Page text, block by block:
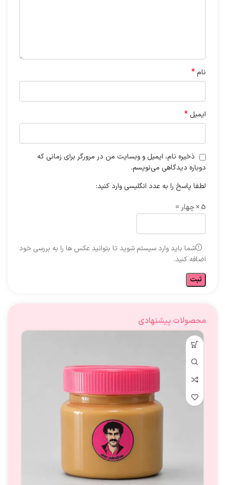
نام*
ایمیل *
ذخیره نام، ایمیل و وبسایت من در مرورگر برای زمانی که
دوباره دیدگاهی می‌نویسم.
لطفا پاسخ را به عدد انگلیسی وارد کنید:
5 × چهار =
شما باید وارد سیستم شوید تا بتوانید عکس ها را به بررسی خود
اضافه کنید.
محصولات پیشنهادی